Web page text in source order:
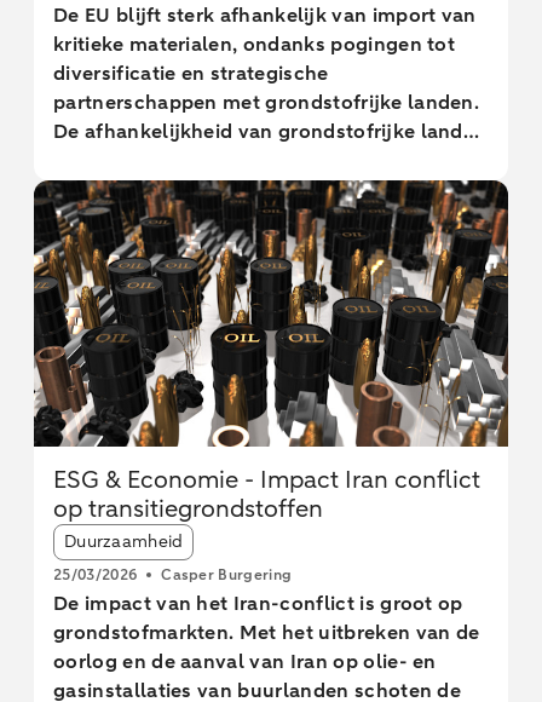
De EU blijft sterk afhankelijk van import van
kritieke materialen, ondanks pogingen tot
diversificatie en strategische
partnerschappen met grondstofrijke landen.
De afhankelijkheid van grondstofrijke landen
verstoringen in toeleveringsketens. De EU wil
tegen 2030 meer mijnbouw, verwerking en
recycling realiseren, maar lange
doorlooptijden en hoge kosten maken het
behalen van deze doelen onzeker. Nederland
speelt een centrale rol in de EU-handel van
kritieke grondstoffen, vooral door de
doorvoer via havens, zonder grote
toegevoegde waarde. De EU kampt met
technologische en economische uitdagingen
om kritieke materialen effectief te recyclen,
vooral zeldzame aardmetalen.
ESG & Economie - Impact Iran conflict
op transitiegrondstoffen
Article tags:
Duurzaamheid
25/03/2026 Casper Burgering
De impact van het Iran-conflict is groot op
grondstofmarkten. Met het uitbreken van de
oorlog en de aanval van Iran op olie- en
gasinstallaties van buurlanden schoten de